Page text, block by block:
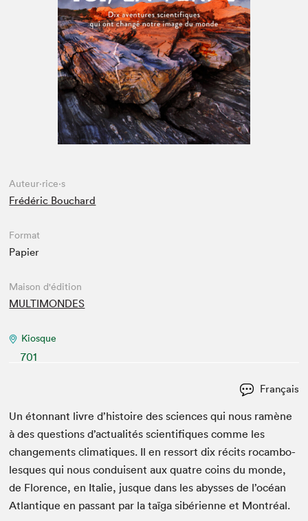
Espace enseignant·e·s
Espace pro
Auteur·rice·s
Frédéric Bouchard
Format
Papier
Maison d'édition
MULTIMONDES
Kiosque
701
Français
Un éton­nant livre d’histoire des sci­ences qui nous ramène
à des ques­tions d’actualités sci­en­tifiques comme les
change­ments cli­ma­tiques. Il en ressort dix réc­its rocam­bo­
lesques qui nous con­duisent aux qua­tre coins du monde,
de Flo­rence, en Ital­ie, jusque dans les abysses de l’océan
Atlan­tique en pas­sant par la taï­ga sibéri­enne et Montréal.